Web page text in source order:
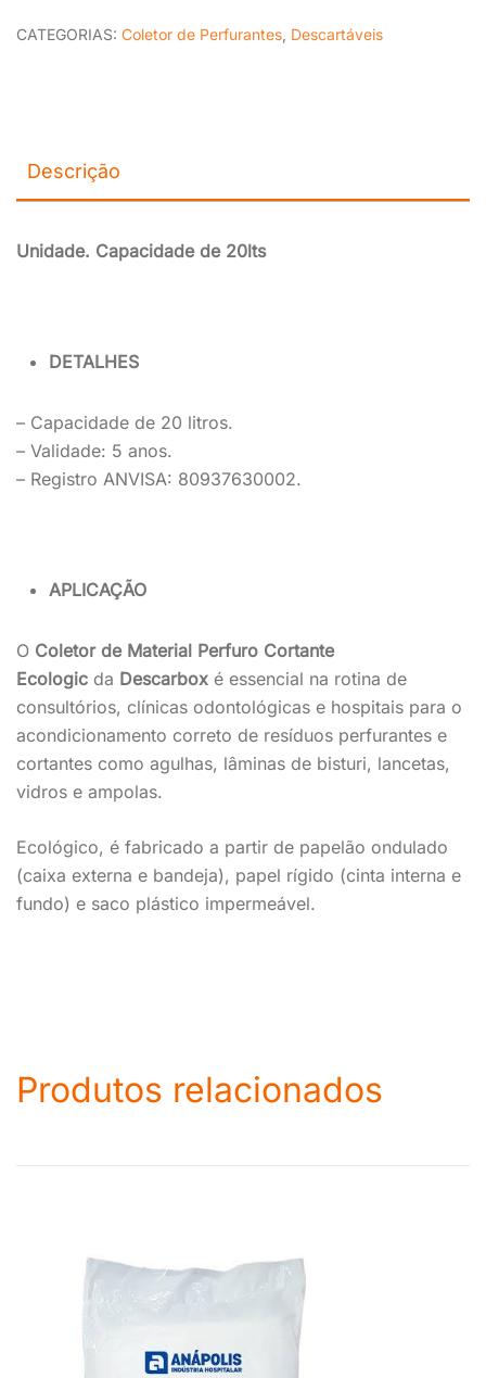
CATEGORIAS: Coletor de Perfurantes Descartáveis
Descrição
Unidade. Capacidade de 20lts
DETALHES
– Capacidade de 20 litros.
– Validade: 5 anos.
– Registro ANVISA: 80937630002.
APLICAÇÃO
O Coletor de Material Perfuro Cortante
Ecologic da Descarbox é essencial na rotina de
consultórios, clínicas odontológicas e hospitais para o
acondicionamento correto de resíduos perfurantes e
cortantes como agulhas, lâminas de bisturi, lancetas,
vidros e ampolas.
Ecológico, é fabricado a partir de papelão ondulado
(caixa externa e bandeja), papel rígido (cinta interna e
fundo) e saco plástico impermeável.
Produtos relacionados